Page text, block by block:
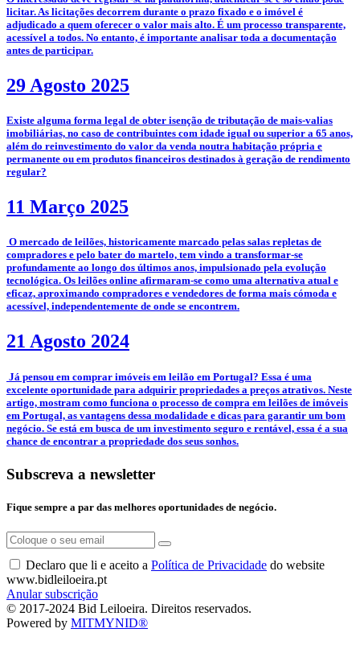
licitar. As licitações decorrem durante o prazo fixado e o imóvel é
adjudicado a quem oferecer o valor mais alto. É um processo transparente,
acessível a todos. No entanto, é importante analisar toda a documentação
antes de participar.
29 Agosto 2025
­Existe alguma forma legal de obter isenção de tributação de mais-valias
imobiliárias, no caso de contribuintes com idade igual ou superior a 65 anos,
além do reinvestimento do valor da venda noutra habitação própria e
permanente ou em produtos financeiros destinados à geração de rendimento
regular?
11 Março 2025
­­­­ O mercado de leilões, historicamente marcado pelas salas repletas de
compradores e pelo bater do martelo, tem vindo a transformar-se
profundamente ao longo dos últimos anos, impulsionado pela evolução
tecnológica. Os leilões online afirmaram-se como uma alternativa atual e
eficaz, aproximando compradores e vendedores de forma mais cómoda e
acessível, independentemente de onde se encontrem.
21 Agosto 2024
­ Já pensou em comprar imóveis em leilão em Portugal? Essa é uma
excelente oportunidade para adquirir propriedades a preços atrativos. Neste
artigo, mostram como funciona o processo de compra em leilões de imóveis
em Portugal, as vantagens dessa modalidade e dicas para garantir um bom
negócio. Se está em busca de um investimento seguro e rentável, essa é a sua
chance de encontrar a propriedade dos seus sonhos.
Subscreva a newsletter
Fique sempre a par das melhores oportunidades de negócio.
Declaro que li e aceito a Política de Privacidade do website
www.bidleiloeira.pt
Anular subscrição
© 2017-2024 Bid Leiloeira. Direitos reservados.
Powered by MITMYNID®